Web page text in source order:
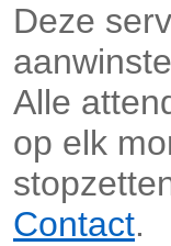
Deze
Alle
op elk
Contact.